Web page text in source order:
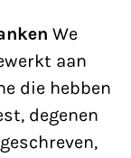
We
aan
die hebben
degenen